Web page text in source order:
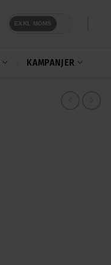
EXKL MOMS
KAMPANJER